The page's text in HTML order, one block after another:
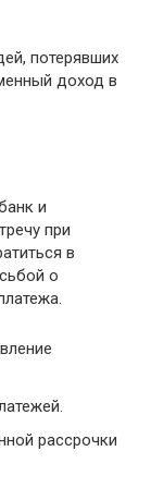
потерявших
доход в
и
при
в
о
рассрочки